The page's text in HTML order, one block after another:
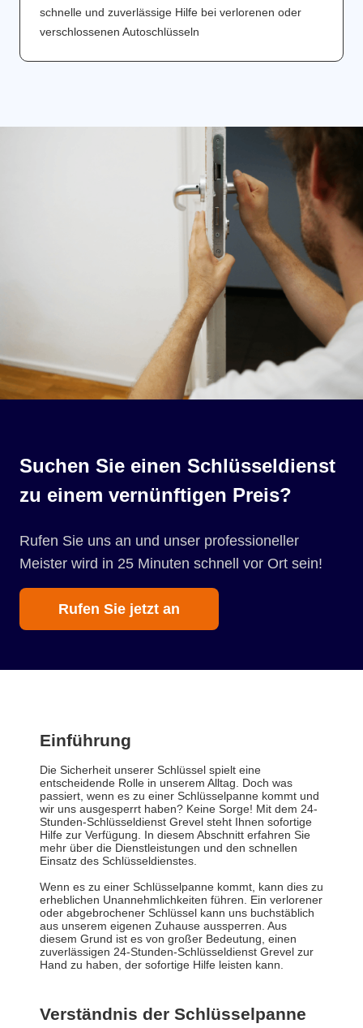
schnelle und zuverlässige Hilfe bei verlorenen oder
verschlossenen Autoschlüsseln
Suchen Sie einen Schlüsseldienst
zu einem vernünftigen Preis?
Rufen Sie uns an und unser professioneller
Meister wird in 25 Minuten schnell vor Ort sein!
Rufen Sie jetzt an
Einführung
Die Sicherheit unserer Schlüssel spielt eine
entscheidende Rolle in unserem Alltag. Doch was
passiert, wenn es zu einer Schlüsselpanne kommt und
wir uns ausgesperrt haben? Keine Sorge! Mit dem 24-
Stunden-Schlüsseldienst Grevel steht Ihnen sofortige
Hilfe zur Verfügung. In diesem Abschnitt erfahren Sie
mehr über die Dienstleistungen und den schnellen
Einsatz des Schlüsseldienstes.
Wenn es zu einer Schlüsselpanne kommt, kann dies zu
erheblichen Unannehmlichkeiten führen. Ein verlorener
oder abgebrochener Schlüssel kann uns buchstäblich
aus unserem eigenen Zuhause aussperren. Aus
diesem Grund ist es von großer Bedeutung, einen
zuverlässigen 24-Stunden-Schlüsseldienst Grevel zur
Hand zu haben, der sofortige Hilfe leisten kann.
Verständnis der Schlüsselpanne